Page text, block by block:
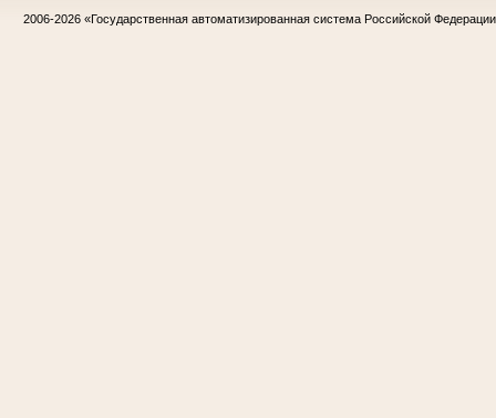
2006-2026 «Государственная автоматизированная система Российской